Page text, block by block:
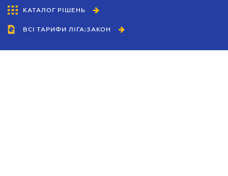
КАТАЛОГ РІШЕНЬ
ВСІ ТАРИФИ ЛІГА:ЗАКОН